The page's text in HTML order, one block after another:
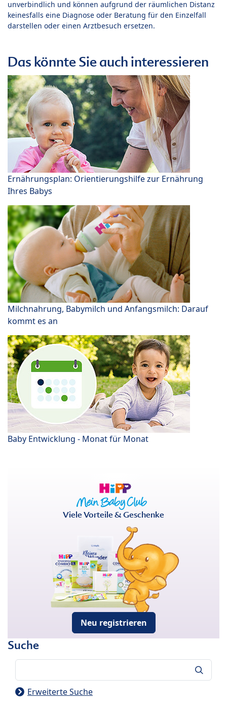
unverbindlich und können aufgrund der räumlichen Distanz
keinesfalls eine Diagnose oder Beratung für den Einzelfall
darstellen oder einen Arztbesuch ersetzen.
Das könnte Sie auch interessieren
Ernährungsplan: Orientierungshilfe zur Ernährung
Ihres Babys
Milchnahrung, Babymilch und Anfangsmilch: Darauf
kommt es an
Baby Entwicklung - Monat für Monat
Viele Vorteile & Geschenke
Neu registrieren
Suche
Erweiterte Suche